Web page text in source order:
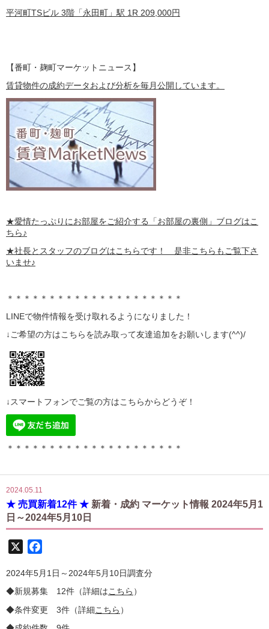
平河町TSビル 3階「永田町」駅 1R 209,000円
【番町・麹町マーケットニュース】
賃貸物件の成約データおよび分析を毎月公開しています。
★愛情たっぷりにお部屋をご紹介する 「お部屋の裏側」 ブログはこ
ちら♪
★社長とスタッフのブログはこちらです！ 是非こちらもご覧下さ
いませ♪
＊＊＊＊＊＊＊＊＊＊＊＊＊＊＊＊＊＊＊＊＊
LINEで物件情報を受け取れるようになりました！
↓ご希望の方はこちらを読み取って友達追加をお願いします(^^)/
↓スマートフォンでご覧の方はこちらからどうぞ！
＊＊＊＊＊＊＊＊＊＊＊＊＊＊＊＊＊＊＊＊＊
2024.05.11
★ 売買新着12件 ★ 新着・成約 マーケット情報 2024年5月1
日～2024年5月10日
2024年5月1日～2024年5月10日調査分
◆新規募集 12件（詳細はこちら ）
◆条件変更 3件（詳細こちら ）